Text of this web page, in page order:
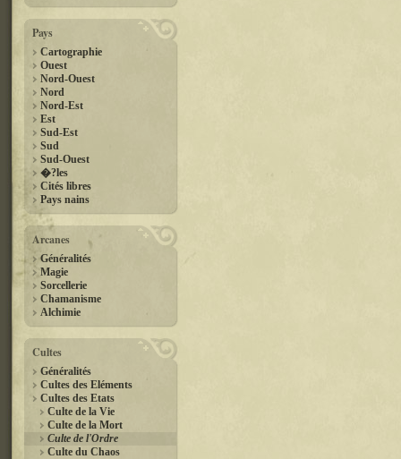
Pays
Cartographie
Ouest
Nord-Ouest
Nord
Nord-Est
Est
Sud-Est
Sud
Sud-Ouest
�?les
Cités libres
Pays nains
Arcanes
Généralités
Magie
Sorcellerie
Chamanisme
Alchimie
Cultes
Généralités
Cultes des Eléments
Cultes des Etats
Culte de la Vie
Culte de la Mort
Culte de l'Ordre
Culte du Chaos